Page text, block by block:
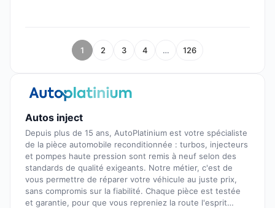
1 2 3 4 … 126
Autos inject
Depuis plus de 15 ans, AutoPlatinium est votre spécialiste
de la pièce automobile reconditionnée : turbos, injecteurs
et pompes haute pression sont remis à neuf selon des
standards de qualité exigeants. Notre métier, c'est de
vous permettre de réparer votre véhicule au juste prix,
sans compromis sur la fiabilité. Chaque pièce est testée
et garantie, pour que vous repreniez la route l'esprit